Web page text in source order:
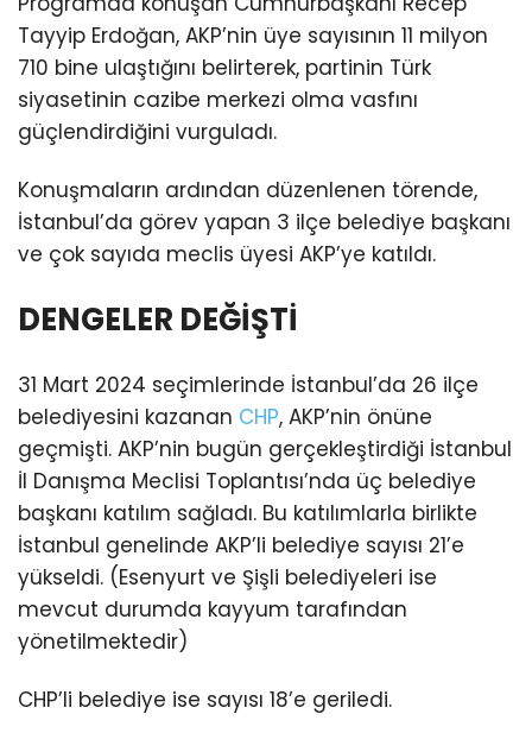
Tayyip Erdoğan, AKP’nin üye sayısının 11 milyon
710 bine ulaştığını belirterek, partinin Türk
siyasetinin cazibe merkezi olma vasfını
güçlendirdiğini vurguladı.
Konuşmaların ardından düzenlenen törende,
İstanbul’da görev yapan 3 ilçe belediye başkanı
ve çok sayıda meclis üyesi AKP’ye katıldı.
DENGELER DEĞİŞTİ
31 Mart 2024 seçimlerinde İstanbul’da 26 ilçe
belediyesini kazanan CHP, AKP’nin önüne
geçmişti. AKP’nin bugün gerçekleştirdiği İstanbul
İl Danışma Meclisi Toplantısı’nda üç belediye
başkanı katılım sağladı. Bu katılımlarla birlikte
İstanbul genelinde AKP’li belediye sayısı 21’e
yükseldi. (Esenyurt ve Şişli belediyeleri ise
mevcut durumda kayyum tarafından
yönetilmektedir)
CHP’li belediye ise sayısı 18’e geriledi.